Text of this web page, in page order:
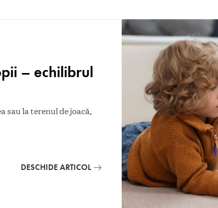
– echilibrul
sau la terenul de joacă,
DESCHIDE ARTICOL